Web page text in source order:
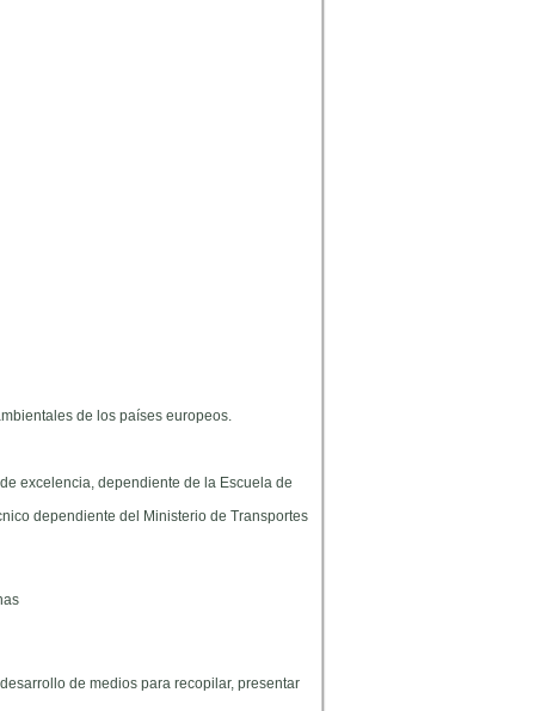
de los países europeos.
excelencia, dependiente de la Escuela de
dependiente del Ministerio de Transportes
de medios para recopilar, presentar